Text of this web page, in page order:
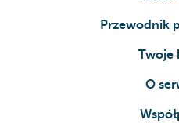
Przewodnik
Twoje
O